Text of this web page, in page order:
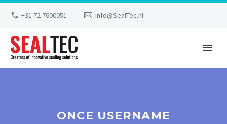
+31 72 7600051 info@SealTec.nl
ONCE USERNAME